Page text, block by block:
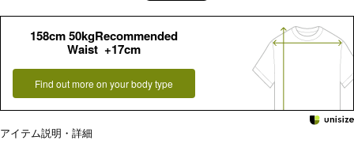
158cm 50kgRecommended
Waist +17cm
Find out more on your body type
アイテム説明・詳細